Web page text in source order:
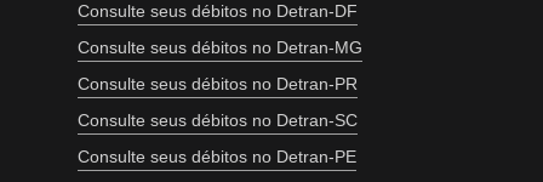
Consulte seus débitos no Detran-DF
Consulte seus débitos no Detran-MG
Consulte seus débitos no Detran-PR
Consulte seus débitos no Detran-SC
Consulte seus débitos no Detran-PE